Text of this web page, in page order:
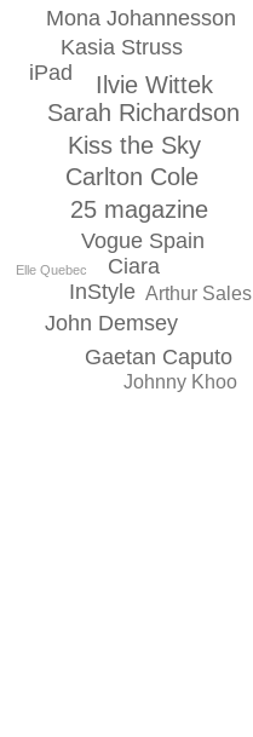
Kiss the Sky
Carlton Cole
Sarah Richardson
25 magazine
Ilvie Wittek
Kasia Struss
Vogue Spain
Mona Johannesson
InStyle
Ciara
John Demsey
Gaetan Caputo
iPad
Arthur Sales
Johnny Khoo
Elle Quebec